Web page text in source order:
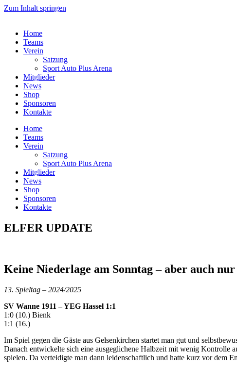
Zum Inhalt springen
Home
Teams
Verein
Satzung
Sport Auto Plus Arena
Mitglieder
News
Shop
Sponsoren
Kontakte
Home
Teams
Verein
Satzung
Sport Auto Plus Arena
Mitglieder
News
Shop
Sponsoren
Kontakte
ELFER UPDATE
Keine Niederlage am Sonntag – aber auch
13. Spieltag – 2024/2025
SV Wanne 1911 – YEG Hassel 1:1
1:0 (10.) Bienk
1:1 (16.)
Im Spiel gegen die Gäste aus Gelsenkirchen startet man gut und
Danach entwickelte sich eine ausgeglichene Halbzeit mit wenig Kontrolle
spielen. Da verteidigte man dann leidenschaftlich und hatte kurz vor dem